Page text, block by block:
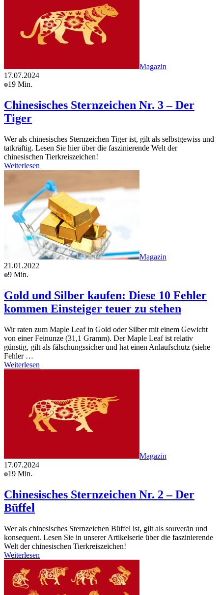
Magazin
17.07.2024
19 Min.
Chinesisches Sternzeichen Nr. 3 – Der
Tiger
Wer als chinesisches Sternzeichen Tiger ist, gilt als selbstgewiss und
tatkräftig. Lesen Sie hier über die faszinierende Welt der
chinesischen Tierkreiszeichen!
Weiterlesen
Magazin
21.01.2022
9 Min.
Gold und Silber kaufen: Diese 10 Fehler
kommen Einsteiger teuer zu stehen
Wir raten zum Maple Leaf in Gold oder Silber mit einem Gewicht
von einer Feinunze (31,1 Gramm). Der Maple Leaf ist relativ
günstig, gilt als fälschungssicher und hat einen Anlaufschutz (siehe
Fehler …
Weiterlesen
Magazin
17.07.2024
19 Min.
Chinesisches Sternzeichen Nr. 2 – Der
Büffel
Wer als chinesisches Sternzeichen Büffel ist, gilt als souverän und
konsequent. Lesen Sie in unserer Artikelserie über die faszinierende
Welt der chinesischen Tierkreiszeichen!
Weiterlesen